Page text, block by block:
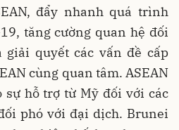
đẩy nhanh quá trình
tăng cường quan hệ đối
giải quyết các vấn đề cấp
cùng quan tâm. ASEAN
sự hỗ trợ từ Mỹ đối với các
phó với đại dịch. Brunei